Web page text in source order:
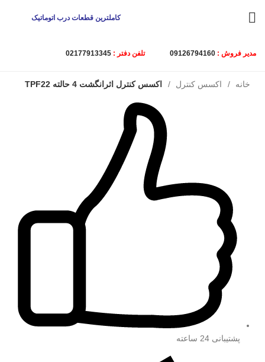
کاملترین قطعات درب اتوماتیک
مدیر فروش : تلفن دفتر : 02177913345
خانه اکسس کنترل اکسس کنترل اثرانگشت 4 حالته TPF22
پشتیبانی 24 ساعته